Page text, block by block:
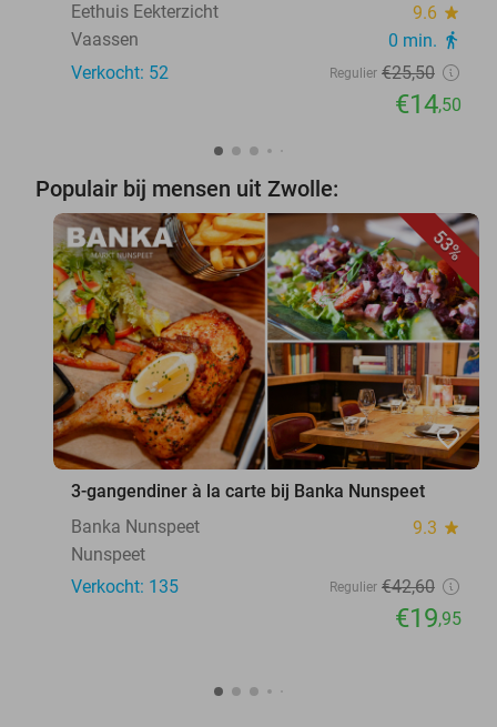
Eethuis Eekterzicht
9.6 star
Vaassen 0 min. directions_walk
Verkocht: 52 Regulier €25,50
€14,50
Populair bij mensen uit Zwolle:
53%
favorite_border
3-gangendiner à la carte bij Banka Nunspeet
Banka Nunspeet
9.3 star
Nunspeet
Verkocht: 135
Regulier €42,60
€19,95